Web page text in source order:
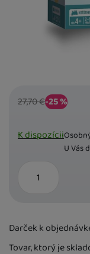
K dispozícii
U Vás
Bežná cena
27,70€Zľava
7,00€
(
-25%
Darček k
Tovar, ktorý je